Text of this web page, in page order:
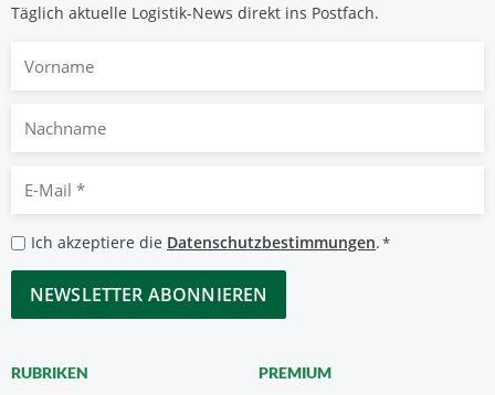
Täglich aktuelle Logistik-News direkt ins Postfach.
Nachname
Mail
*
Datenschutzbestimmungen
*
Ich akzeptiere die Datenschutzbestimmungen.*
CAPTCHA
RUBRIKEN PREMIUM